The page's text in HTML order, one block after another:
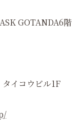
GOTANDA6階
イコウビル1F